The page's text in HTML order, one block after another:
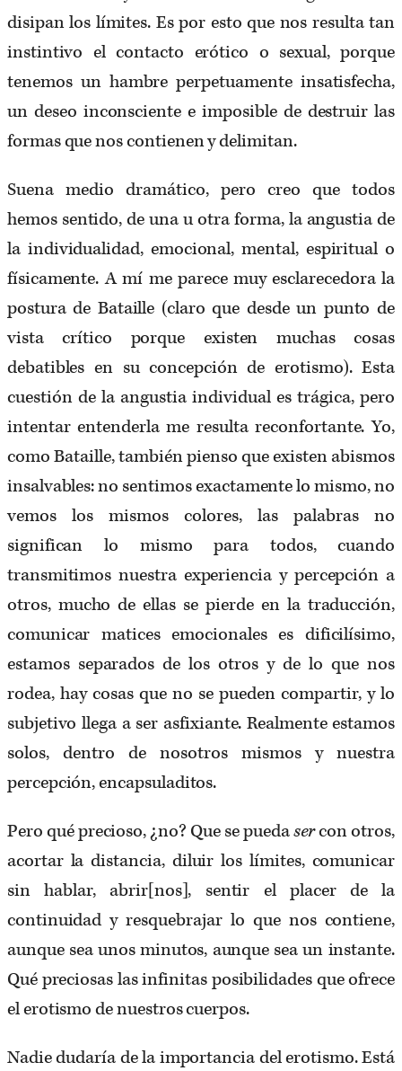
disipan los límites. Es por esto que nos resulta tan
instintivo el contacto erótico o sexual, porque
tenemos un hambre perpetuamente insatisfecha,
un deseo inconsciente e imposible de destruir las
formas que nos contienen y delimitan.
Suena medio dramático, pero creo que todos
hemos sentido, de una u otra forma, la angustia de
la individualidad, emocional, mental, espiritual o
físicamente. A mí me parece muy esclarecedora la
postura de Bataille (claro que desde un punto de
vista crítico porque existen muchas cosas
debatibles en su concepción de erotismo). Esta
cuestión de la angustia individual es trágica, pero
intentar entenderla me resulta reconfortante. Yo,
como Bataille, también pienso que existen abismos
insalvables: no sentimos exactamente lo mismo, no
vemos los mismos colores, las palabras no
significan lo mismo para todos, cuando
transmitimos nuestra experiencia y percepción a
otros, mucho de ellas se pierde en la traducción,
comunicar matices emocionales es dificilísimo,
estamos separados de los otros y de lo que nos
rodea, hay cosas que no se pueden compartir, y lo
subjetivo llega a ser asfixiante. Realmente estamos
solos, dentro de nosotros mismos y nuestra
percepción, encapsuladitos.
Pero qué precioso, ¿no? Que se puedasercon otros,
acortar la distancia, diluir los límites, comunicar
sin hablar, abrir[nos], sentir el placer de la
continuidad y resquebrajar lo que nos contiene,
aunque sea unos minutos, aunque sea un instante.
Qué preciosas las infinitas posibilidades que ofrece
el erotismo de nuestros cuerpos.
Nadie dudaría de la importancia del erotismo. Está